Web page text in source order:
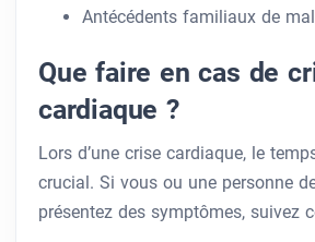
Antécédents familiaux de
Que faire en cas de
cardiaque ?
Lors d’une crise cardiaque, le
crucial. Si vous ou une personne
présentez des symptômes, suivez